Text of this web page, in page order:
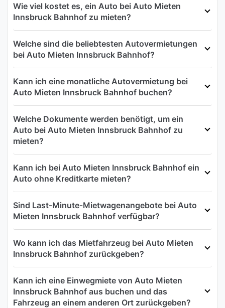
Wie viel kostet es, ein Auto bei Auto Mieten
Innsbruck Bahnhof zu mieten?
Welche sind die beliebtesten Autovermietungen
bei Auto Mieten Innsbruck Bahnhof?
Kann ich eine monatliche Autovermietung bei
Auto Mieten Innsbruck Bahnhof buchen?
Welche Dokumente werden benötigt, um ein
Auto bei Auto Mieten Innsbruck Bahnhof zu
mieten?
Kann ich bei Auto Mieten Innsbruck Bahnhof ein
Auto ohne Kreditkarte mieten?
Sind Last‑Minute‑Mietwagenangebote bei Auto
Mieten Innsbruck Bahnhof verfügbar?
Wo kann ich das Mietfahrzeug bei Auto Mieten
Innsbruck Bahnhof zurückgeben?
Kann ich eine Einwegmiete von Auto Mieten
Innsbruck Bahnhof aus buchen und das
Fahrzeug an einem anderen Ort zurückgeben?